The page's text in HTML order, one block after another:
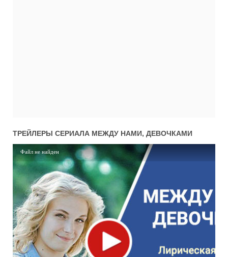
ТРЕЙЛЕРЫ СЕРИАЛА МЕЖДУ НАМИ, ДЕВОЧКАМИ
Файл не найден